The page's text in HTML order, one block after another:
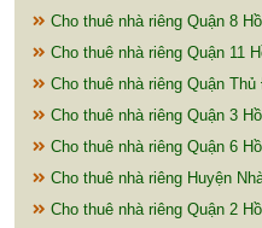
Cho thuê nhà riêng Quận 8
Cho thuê nhà riêng Quận 11
Cho thuê nhà riêng Quận
Cho thuê nhà riêng Quận 3
Cho thuê nhà riêng Quận 6
Cho thuê nhà riêng Huyện
Cho thuê nhà riêng Quận 2